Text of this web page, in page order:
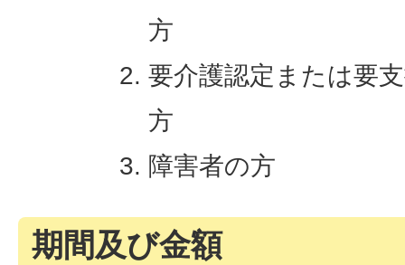
方
要介護認定または要
方
障害者の方
期間及び金額